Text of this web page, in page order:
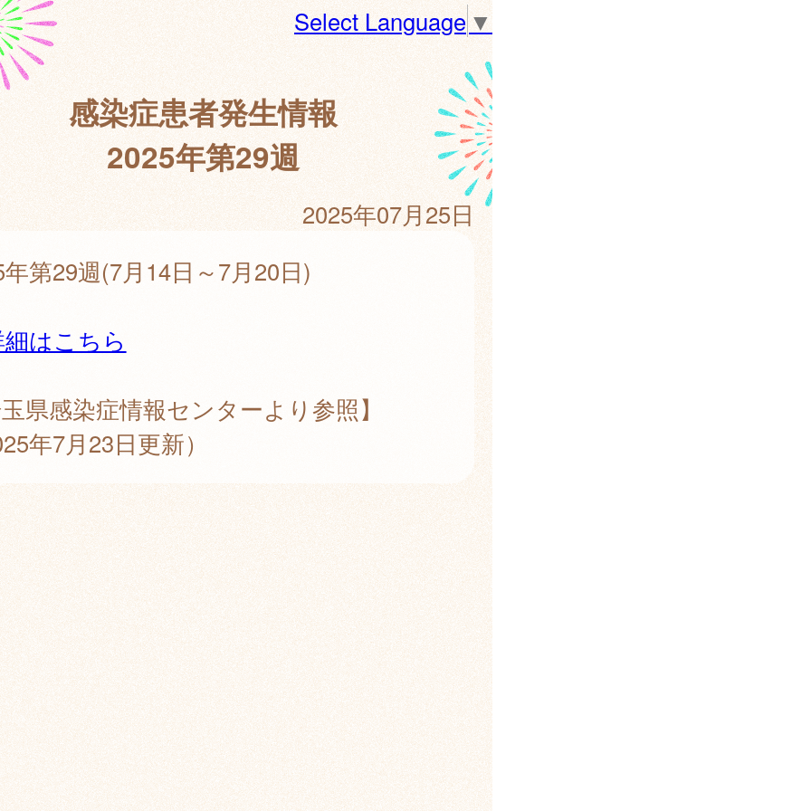
Select Language▼
感染症患者発生情報
2025年第29週
2025年07月25日
第29週(7月14日～7月20日)
はこちら
県感染症情報センターより参照】
年7月23日更新）